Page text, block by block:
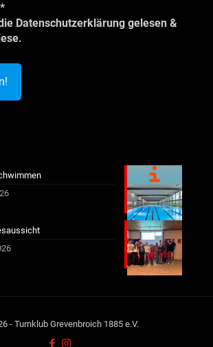
*
Datenschutzerklärung gelesen &
- Turnklub Grevenbroich 1885 e.V.